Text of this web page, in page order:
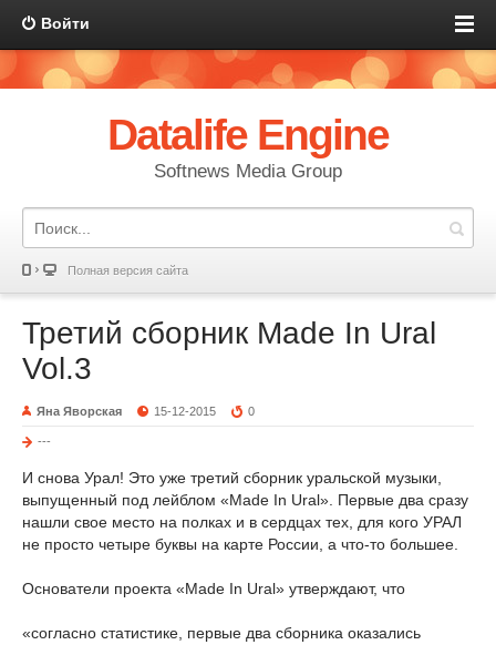
Войти
Datalife Engine
Softnews Media Group
Полная версия сайта
Третий сборник Made In Ural
Vol.3
Яна Яворская 15-12-2015 0
---
И снова Урал! Это уже третий сборник уральской музыки,
выпущенный под лейблом «Made In Ural». Первые два сразу
нашли свое место на полках и в сердцах тех, для кого УРАЛ
не просто четыре буквы на карте России, а что-то большее.
Основатели проекта «Made In Ural» утверждают, что
«согласно статистике, первые два сборника оказались